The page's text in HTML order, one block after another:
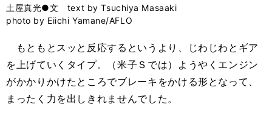
バ
土屋真光●文 text by Tsuchiya Masaaki
photo by Eiichi Yamane/AFLO
もともとスッと反応するというより、じわじわとギア
を上げていくタイプ。（米子Ｓでは）ようやくエンジン
がかかりかけたところでブレーキをかける形となって、
まったく力を出しきれませんでした。